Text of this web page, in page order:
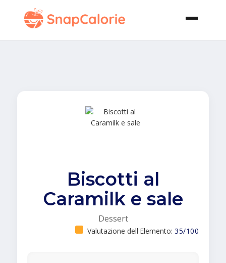
Biscotti al
Caramilk e sale
Dessert
Valutazione dell'Elemento: 35/100